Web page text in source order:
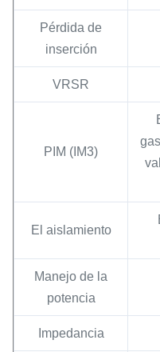
Pérdida de
inserción
VRSR
PIM (IM3)
El aislamiento
Manejo de la
potencia
Impedancia